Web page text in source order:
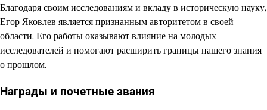
Благодаря своим исследованиям и вкладу в историческую науку,
Егор Яковлев является признанным авторитетом в своей
области. Его работы оказывают влияние на молодых
исследователей и помогают расширить границы нашего знания
о прошлом.
Награды и почетные звания